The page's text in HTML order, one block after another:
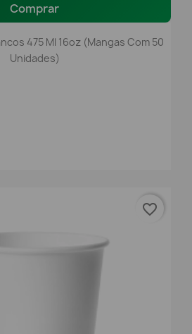
Comprar
475 Ml 16oz (mangas Com 50
Unidades)
favorite_border